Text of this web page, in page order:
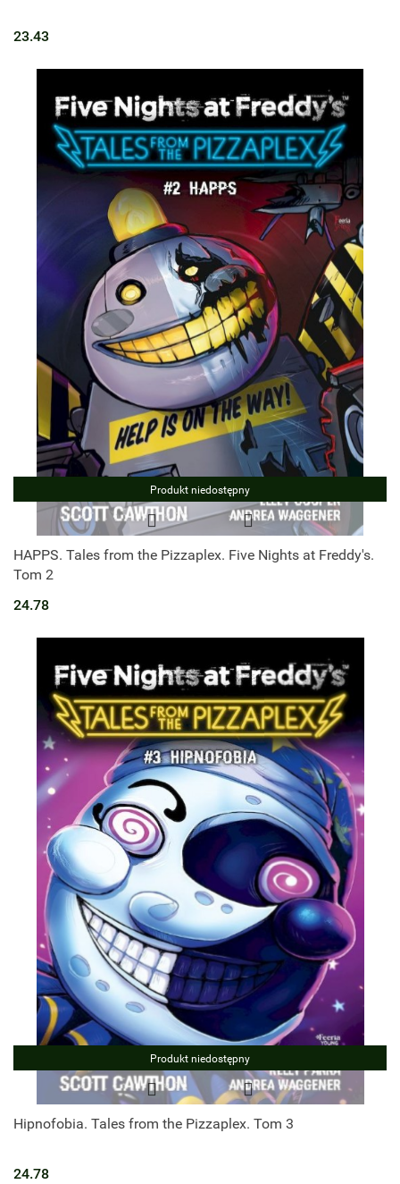
23.43
Produkt niedostępny
HAPPS. Tales from the Pizzaplex. Five Nights at Freddy's.
Tom 2
24.78
Produkt niedostępny
Hipnofobia. Tales from the Pizzaplex. Tom 3
24.78